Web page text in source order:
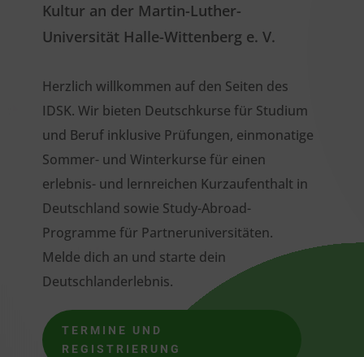
Kultur an der Martin-Luther-
Universität Halle-Wittenberg e. V.
Herzlich willkommen auf den Seiten des
IDSK. Wir bieten Deutschkurse für Studium
und Beruf inklusive Prüfungen, einmonatige
Sommer- und Winterkurse für einen
erlebnis- und lernreichen Kurzaufenthalt in
Deutschland sowie Study-Abroad-
Programme für Partneruniversitäten.
Melde dich an und starte dein
Deutschlanderlebnis.
TERMINE UND
REGISTRIERUNG